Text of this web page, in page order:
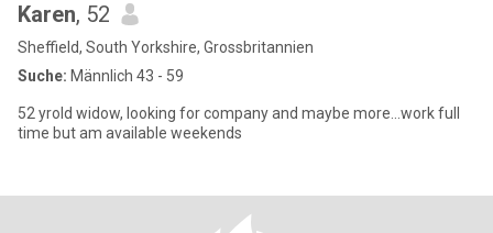
Karen, 52
Sheffield, South Yorkshire, Grossbritannien
Suche: Männlich 43 - 59
52 yrold widow, looking for company and maybe more...work full
time but am available weekends